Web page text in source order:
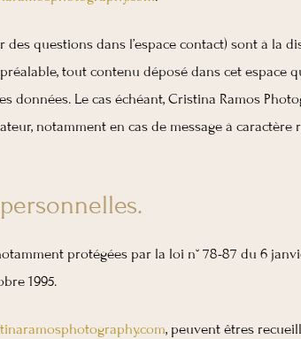
questions dans l’espace contact) sont à
tout contenu déposé dans cet
données. Le cas échéant, Cristina Ramos
notamment en cas de message à
protégées par la loi n° 78-87 du 6
1995.
, peuvent êtres